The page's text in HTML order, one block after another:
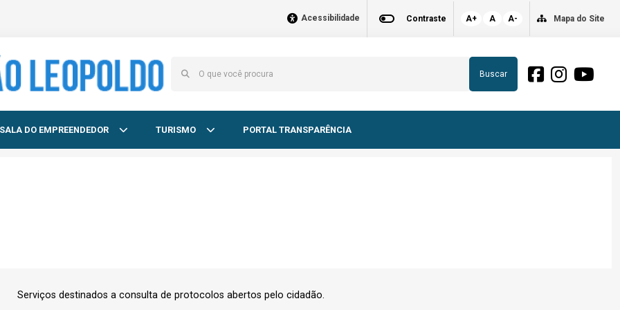
Acessibilidade Contraste A+ A A- Mapa do Site
Buscar
SALA DO EMPREENDEDOR TURISMO PORTAL TRANSPARÊNCIA
Serviços destinados a consulta de protocolos abertos pelo cidadão.